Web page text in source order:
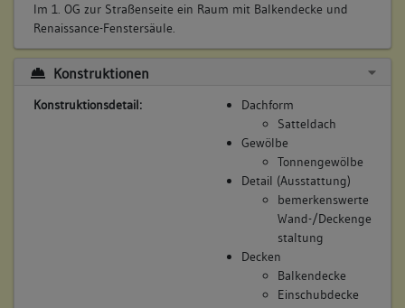
Im 1. OG zur Straßenseite ein Raum mit Balkendecke und
Renaissance-Fenstersäule.
Konstruktionen
Konstruktionsdetail:
Dachform
Satteldach
Gewölbe
Tonnengewölbe
Detail (Ausstattung)
bemerkenswerte
Wand-/Deckenge
staltung
Decken
Balkendecke
Einschubdecke